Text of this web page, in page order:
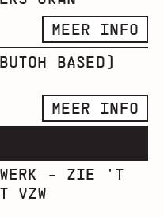
MEER INFO
BASED)
MEER INFO
- ZIE 'T
VZW